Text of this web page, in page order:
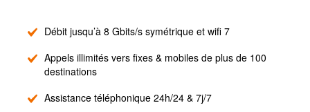
Débit jusqu’à 8 Gbits/s symétrique et wifi 7
Appels illimités vers fixes & mobiles de plus de 100
destinations
Assistance téléphonique 24h/24 & 7j/7